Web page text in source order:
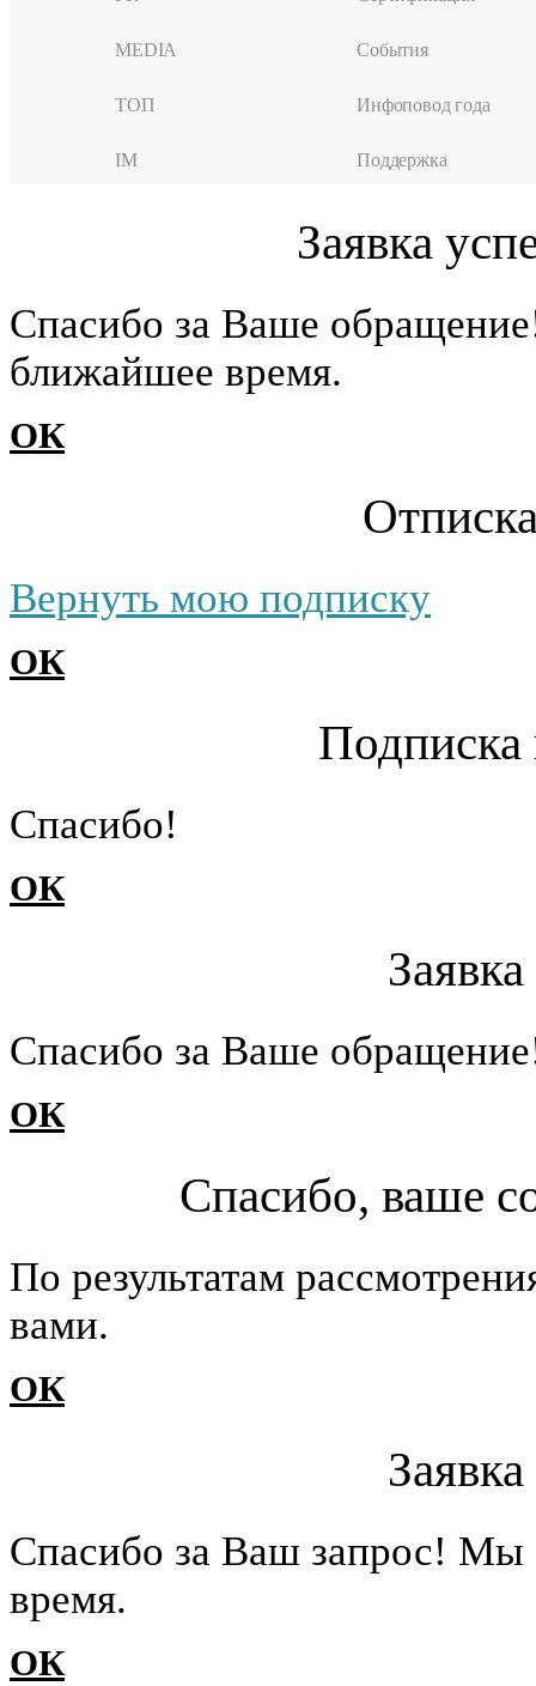
MEDIA
ТОП
IM
События
Инфоповод года
Поддержка
Заявка
Cпасибо за Ваше
ближайшее время.
ОК
Вернуть мою подписку
ОК
Подписка
Cпасибо!
ОК
Cпасибо за Ваше
ОК
Спасибо, ваше
По результатам
вами.
ОК
Cпасибо за Ваш запрос!
время.
ОК